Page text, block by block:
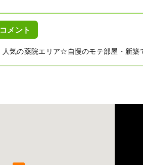
メント
気の薬院エリア☆自慢のモテ部屋・新築